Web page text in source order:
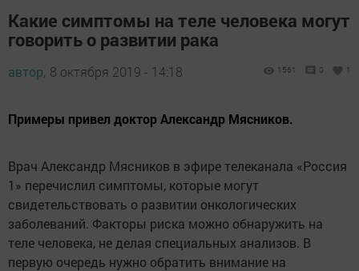
Какие симптомы на теле человека могут
говорить о развитии рака
автор, 8 октября 2019 - 14:18 1561 0 1
Примеры привел доктор Александр Мясников.
Врач Александр Мясников в эфире телеканала «Россия
1» перечислил симптомы, которые могут
свидетельствовать о развитии онкологических
заболеваний. Факторы риска можно обнаружить на
теле человека, не делая специальных анализов. В
первую очередь нужно обратить внимание на